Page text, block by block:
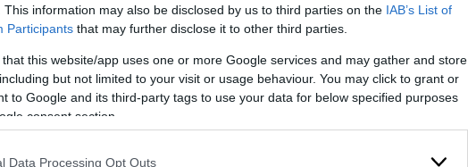
This information may also be disclosed by us to third parties on the IAB’s List of
Participants that may further disclose it to other third parties.
that this website/app uses one or more Google services and may gather and store
but not limited to your visit or usage behaviour. You may click to grant or
to Google and its third-party tags to use your data for below specified purposes
consent section.
Data Processing Opt Outs